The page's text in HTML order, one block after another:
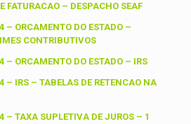
FATURACAO – DESPACHO SEAF
– ORCAMENTO DO ESTADO –
CONTRIBUTIVOS
– ORCAMENTO DO ESTADO – IRS
– IRS – TABELAS DE RETENCAO NA
– TAXA SUPLETIVA DE JUROS – 1